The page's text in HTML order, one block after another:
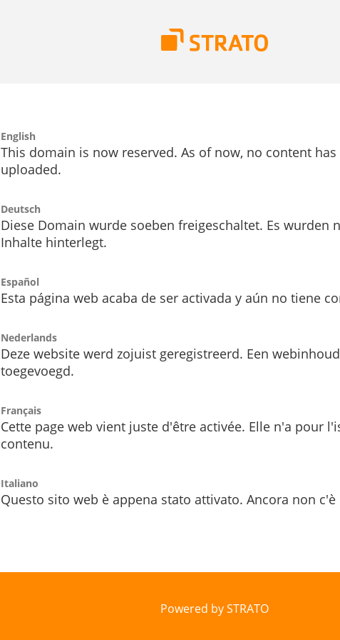
English
This domain is now reserved. As of now, no content has
uploaded.
Deutsch
Diese Domain wurde soeben freigeschaltet. Es wurden
Inhalte hinterlegt.
Español
Esta página web acaba de ser activada y aún no tiene
Nederlands
Deze website werd zojuist geregistreerd. Een
toegevoegd.
Français
Cette page web vient juste d'être activée. Elle n'a pour
contenu.
Italiano
Questo sito web è appena stato attivato. Ancora non
Powered by STRATO